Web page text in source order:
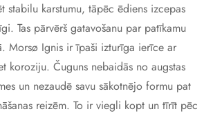
stabilu karstumu, tāpēc ēdiens izcepas
Tas pārvērš gatavošanu par patīkamu
Morsø Ignis ir īpaši izturīga ierīce ar
koroziju. Čuguns nebaidās no augstas
un nezaudē savu sākotnējo formu pat
reizēm. To ir viegli kopt un tīrīt pēc